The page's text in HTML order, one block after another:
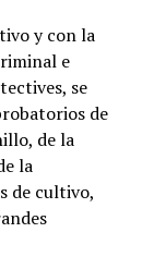
y con la
e
se
de
de la
la
de cultivo,